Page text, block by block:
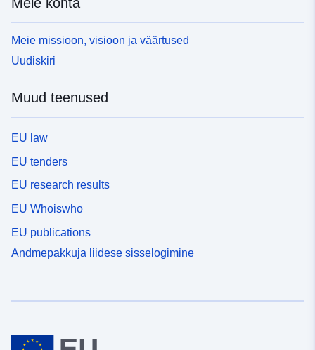
Meie missioon, visioon ja väärtused
Uudiskiri
Muud teenused
EU law
EU tenders
EU research results
EU Whoiswho
EU publications
Andmepakkuja liidese sisselogimine